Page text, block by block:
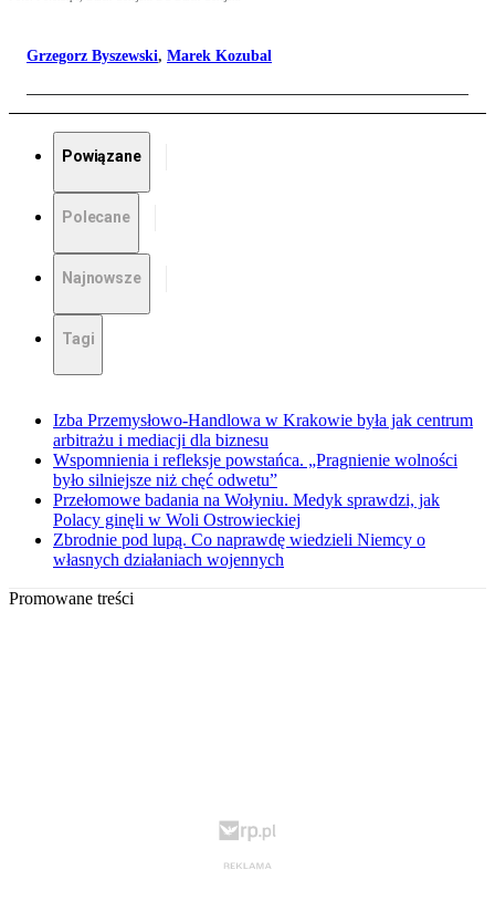
Grzegorz Byszewski, Marek Kozubal
Powiązane
Polecane
Najnowsze
Tagi
Izba Przemysłowo-Handlowa w Krakowie była jak centrum
arbitrażu i mediacji dla biznesu
Wspomnienia i refleksje powstańca. „Pragnienie wolności
było silniejsze niż chęć odwetu”
Przełomowe badania na Wołyniu. Medyk sprawdzi, jak
Polacy ginęli w Woli Ostrowieckiej
Zbrodnie pod lupą. Co naprawdę wiedzieli Niemcy o
własnych działaniach wojennych
Promowane treści